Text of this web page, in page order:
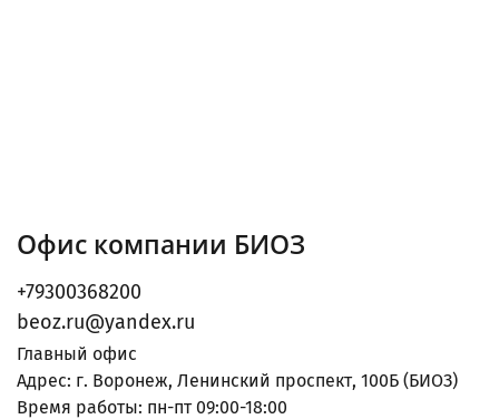
Офис компании БИОЗ
+79300368200
beoz.ru@yandex.ru
Главный офис
Адрес: г. Воронеж, Ленинский проспект, 100Б (БИОЗ)
Время работы: пн-пт 09:00-18:00